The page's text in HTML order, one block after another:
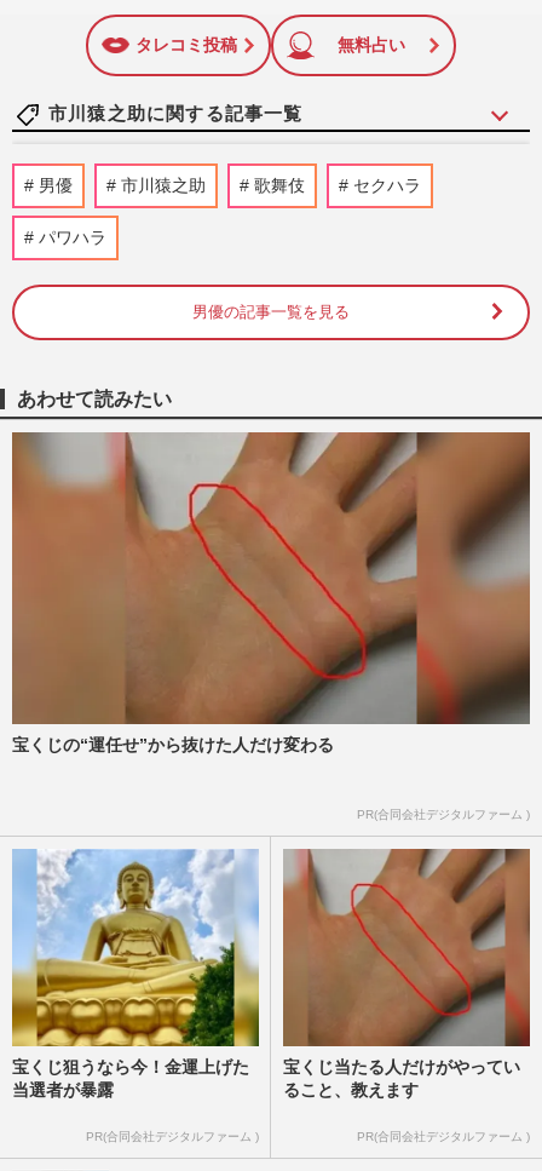
特に関心の高い題材の記事を、WEB向けにリライトして配信
しています！
に追加
タレコミ投稿 無料占い
市川猿之助に関する記事一覧
吉沢亮＆横浜流星の『国宝』が100億円突
破!気になる実際の歌舞伎界は「映画より
《令和の芸能ニュースランキング》ジャニ
ーズ崩壊、松本人志の性加害を上回る1位
週刊女性2025年7月1日・8日号
市川猿之助、舞台台本を手に愛弟子・市川
段一郎と青空稽古！囁かれる復帰説に放っ
た“ひと言”【2024年スク…
週刊女性PRIME 2024/12/30
香川照之「歌舞伎と昆虫に命を捧げる」宣
言はどこへ、3年ぶり主演ドラマ『災』出
演で「テレビに出たい」の…
週刊女性2024年12月24日号 2024/12/12
【独占直撃】市川猿之助、舞台台本を手に
男優 市川猿之助 歌舞伎 セクハラ
パワハラ
男優の記事一覧を見る
あわせて読みたい
宝くじの“運任せ”から抜けた人だけ変わる
PR(合同会社デジタルファーム )
宝くじ狙うなら今！金運上げた
当選者が暴露
PR(合同会社デジタルファーム )
宝くじ当たる人だけがやってい
ること、教えます
PR(合同会社デジタルファーム )